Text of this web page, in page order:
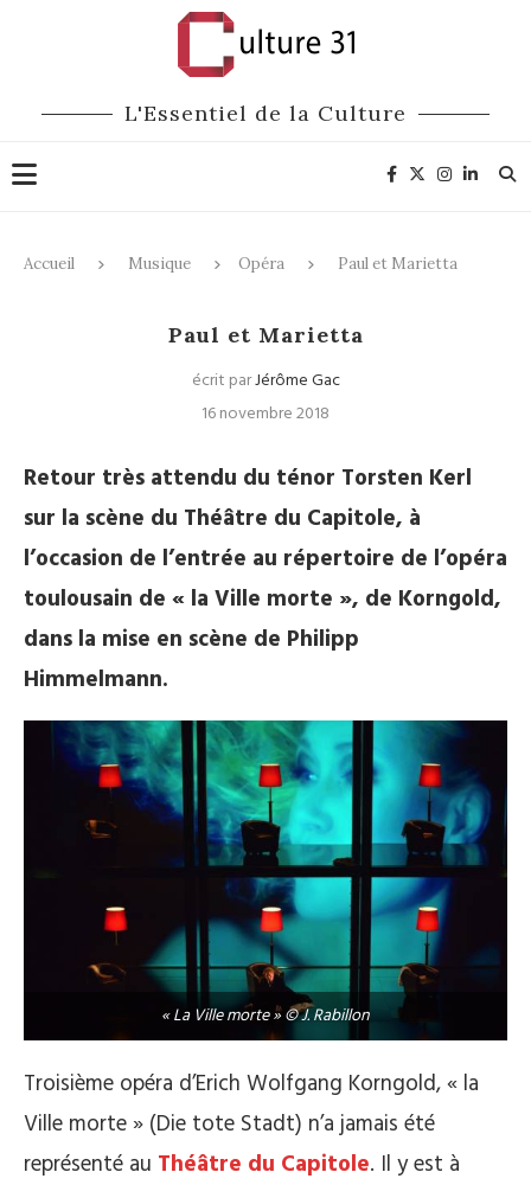
L'Essentiel de la Culture
Accueil Musique Opéra Paul et Marietta
Paul et Marietta
écrit parJérôme Gac
16 novembre 2018
Retour très attendu du ténor Torsten Kerl
sur la scène du Théâtre du Capitole, à
l’occasion de l’entrée au répertoire de l’opéra
toulousain de « la Ville morte », de Korngold,
dans la mise en scène de Philipp
Himmelmann.
« La Ville morte » © J. Rabillon
Troisième opéra d’Erich Wolfgang Korngold, « la
Ville morte » (Die tote Stadt) n’a jamais été
représenté au Théâtre du Capitole. Il y est à